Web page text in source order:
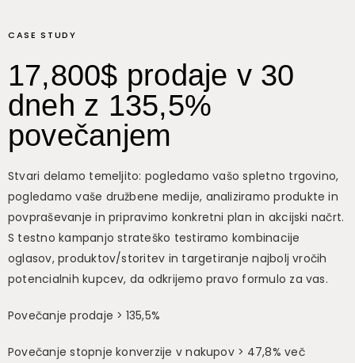
CASE STUDY
17,800$ prodaje v 30
dneh z 135,5%
povečanjem
Stvari delamo temeljito: pogledamo vašo spletno trgovino,
pogledamo vaše družbene medije, analiziramo produkte in
povpraševanje in pripravimo konkretni plan in akcijski načrt.
S testno kampanjo strateško testiramo kombinacije
oglasov, produktov/storitev in targetiranje najbolj vročih
potencialnih kupcev, da odkrijemo pravo formulo za vas.
Povečanje prodaje > 135,5%
Povečanje stopnje konverzije v nakupov > 47,8% več